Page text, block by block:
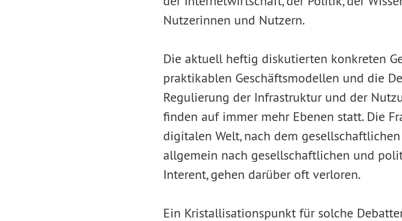
Nutzerinnen und Nutzern.
Die aktuell heftig diskutierten konkreten
praktikablen Geschäftsmodellen und die
Regulierung der Infrastruktur und der
finden auf immer mehr Ebenen statt. Die
digitalen Welt, nach dem
allgemein nach gesellschaftlichen und
Interent, gehen darüber oft verloren.
Ein Kristallisationspunkt für solche